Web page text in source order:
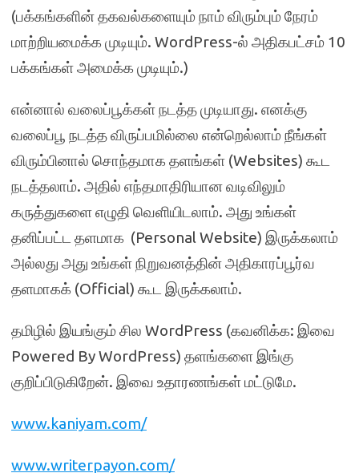
(பக்கங்களின் தகவல்களையும் நாம் விரும்பும் நேரம்
மாற்றியமைக்க முடியும். WordPress-ல் அதிகபட்சம் 10
பக்கங்கள் அமைக்க முடியும்.)
என்னால் வலைப்பூக்கள் நடத்த முடியாது. எனக்கு
வலைப்பூ நடத்த விருப்பமில்லை என்றெல்லாம் நீங்கள்
விரும்பினால் சொந்தமாக தளங்கள் (Websites) கூட
நடத்தலாம். அதில் எந்தமாதிரியான வடிவிலும்
கருத்துகளை எழுதி வெளியிடலாம். அது உங்கள்
தனிப்பட்ட தளமாக (Personal Website) இருக்கலாம்
அல்லது அது உங்கள் நிறுவனத்தின் அதிகாரப்பூர்வ
தளமாகக் (Official) கூட இருக்கலாம்.
தமிழில் இயங்கும் சில WordPress (கவனிக்க: இவை
Powered By WordPress) தளங்களை இங்கு
குறிப்பிடுகிறேன். இவை உதாரணங்கள் மட்டுமே.
www.kaniyam.com/
www.writerpayon.com/